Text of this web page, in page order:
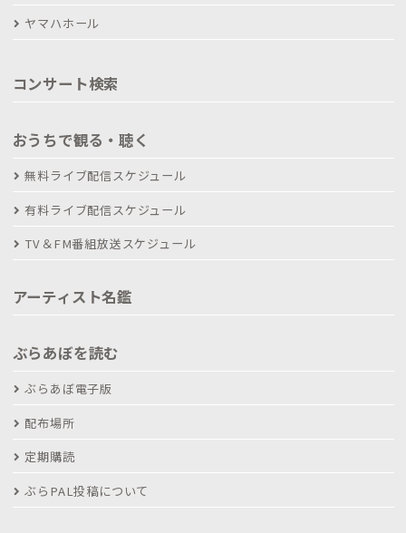
ヤマハホール
コンサート検索
おうちで観る・聴く
無料ライブ配信スケジュール
有料ライブ配信スケジュール
TV＆FM番組放送スケジュール
アーティスト名鑑
ぶらあぼを読む
ぶらあぼ電子版
配布場所
定期購読
ぶらPAL投稿について